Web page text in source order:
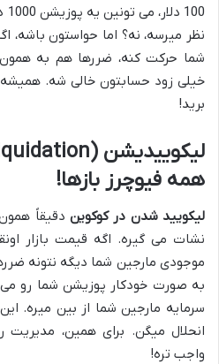
نظر میرسه، نه؟ اما حواستون
شما حرکت کنه، ضررها هم به
خیلی زود حسابتون خالی شه. همیشه
برید!
همه فیوچرز بازها!
لیکویید شدن در کوکوین دقیقاً
نشات می گیره. اگه قیمت بازار
موجودی مارجین شما دیگه نتونه
به صورت خودکار پوزیشن شما رو
سرمایه مارجین شما از بین میره.
انحلال میگن. برای همین،
واجب تره!